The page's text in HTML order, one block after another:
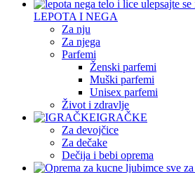
LEPOTA I NEGA
Za nju
Za njega
Parfemi
Ženski parfemi
Muški parfemi
Unisex parfemi
Život i zdravlje
IGRAČKE
Za devojčice
Za dečake
Dečija i bebi oprema